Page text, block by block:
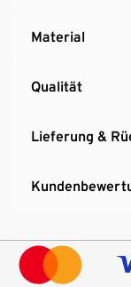
Material
Qualität
Lieferung &